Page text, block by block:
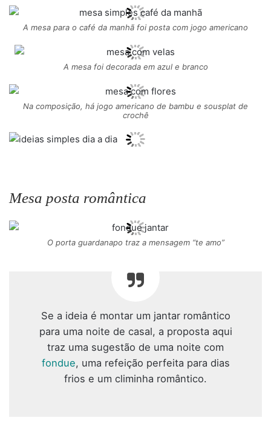
A mesa para o café da manhã foi posta com jogo americano
A mesa foi decorada em azul e branco
Na composição, há jogo americano de bambu e sousplat de
crochê
Mesa posta romântica
O porta guardanapo traz a mensagem “te amo”
Se a ideia é montar um jantar romântico
para uma noite de casal, a proposta aqui
traz uma sugestão de uma noite com
fondue, uma refeição perfeita para dias
frios e um climinha romântico.